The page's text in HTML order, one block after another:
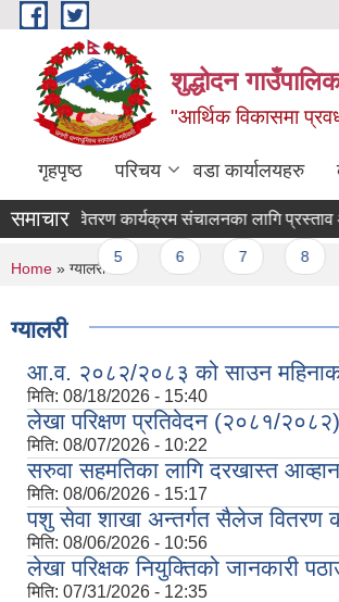
Skip to main content
शुद्धोदन
"आर्थिक विकासमा
गृहपृष्ठ परिचय वडा कार्यालयहरु
समाचार
वितरण कार्यक्रम संचालनका लागि प्रस्ताव आव्हान
You are here
Home » ग्यालरी
ग्यालरी
आ.व. २०८२/२०८३ को साउन
मिति: 08/18/2026 - 15:40
लेखा परिक्षण प्रतिवेदन (२०८१/
मिति: 08/07/2026 - 10:22
सरुवा सहमतिका लागि दरखास्त
मिति: 08/06/2026 - 15:17
पशु सेवा शाखा अन्तर्गत सैलेज वितरण
मिति: 08/06/2026 - 10:56
लेखा परिक्षक नियुक्तिको जानकारी
मिति: 07/31/2026 - 12:35